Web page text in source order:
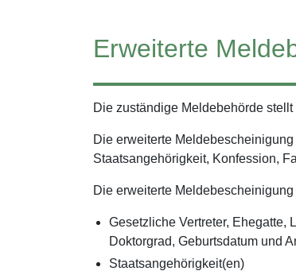
Erweiterte
Die zuständige Meldebehörde
Die erweiterte
Staatsangehörigkeit, Konfession,
Die erweiterte
Gesetzliche Vertreter, Ehegatte,
Doktorgrad, Geburtsdatum und
Staatsangehörigkeit(en)